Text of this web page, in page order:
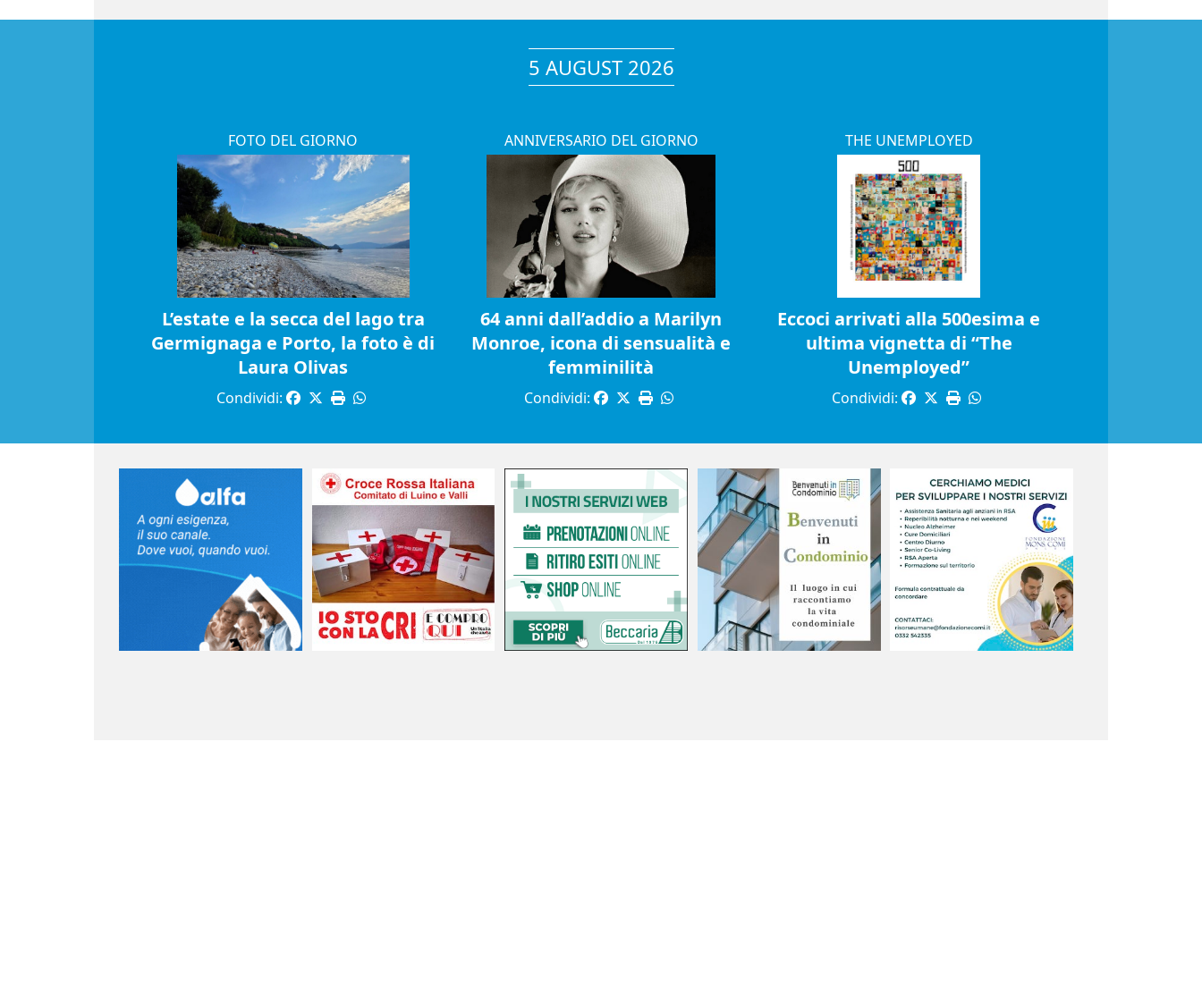
5 AUGUST 2026
FOTO DEL GIORNO
L’estate e la secca del lago tra
Germignaga e Porto, la foto è di
Laura Olivas
Condividi:
ANNIVERSARIO DEL GIORNO
64 anni dall’addio a Marilyn
Monroe, icona di sensualità e
femminilità
Condividi:
THE UNEMPLOYED
Eccoci arrivati alla 500esima e
ultima vignetta di “The
Unemployed”
Condividi: